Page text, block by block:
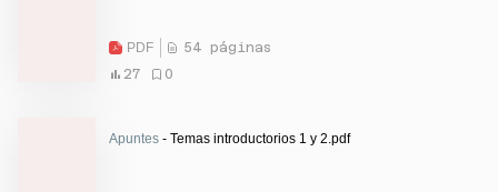
PDF
54 páginas
27
0
Apuntes - Temas introductorios 1 y 2.pdf